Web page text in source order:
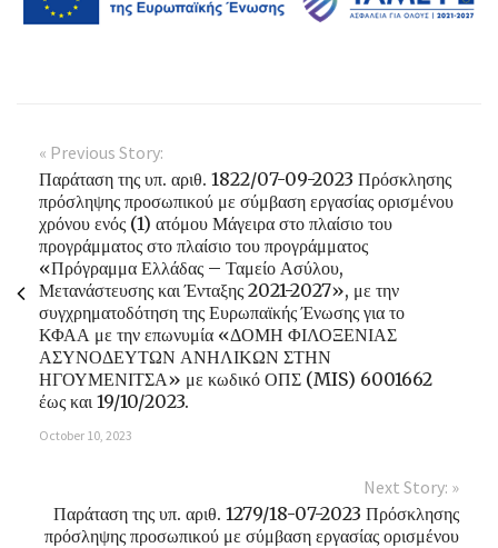
« Previous Story:
Παράταση της υπ. αριθ. 1822/07-09-2023 Πρόσκλησης
πρόσληψης προσωπικού με σύμβαση εργασίας ορισμένου
χρόνου ενός (1) ατόμου Μάγειρα στο πλαίσιο του
προγράμματος στο πλαίσιο του προγράμματος
«Πρόγραμμα Ελλάδας – Ταμείο Ασύλου,
Μετανάστευσης και Ένταξης 2021-2027», με την
συγχρηματοδότηση της Ευρωπαϊκής Ένωσης για το
ΚΦΑΑ με την επωνυμία «ΔΟΜΗ ΦΙΛΟΞΕΝΙΑΣ
ΑΣΥΝΟΔΕΥΤΩΝ ΑΝΗΛΙΚΩΝ ΣΤΗΝ
ΗΓΟΥΜΕΝΙΤΣΑ» με κωδικό ΟΠΣ (MIS) 6001662
έως και 19/10/2023.
October 10, 2023
Next Story: »
Παράταση της υπ. αριθ. 1279/18-07-2023 Πρόσκλησης
πρόσληψης προσωπικού με σύμβαση εργασίας ορισμένου